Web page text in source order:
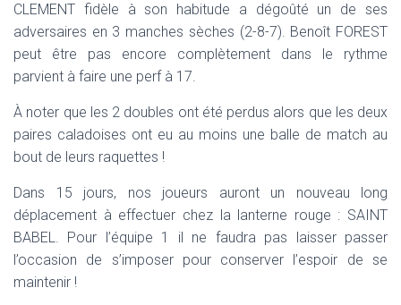
CLEMENT fidèle à son habitude a dégoûté un de ses
adversaires en 3 manches sèches (2-8-7). Benoît FOREST
peut être pas encore complètement dans le rythme
parvient à faire une perf à 17.
À noter que les 2 doubles ont été perdus alors que les deux
paires caladoises ont eu au moins une balle de match au
bout de leurs raquettes !
Dans 15 jours, nos joueurs auront un nouveau long
déplacement à effectuer chez la lanterne rouge : SAINT
BABEL. Pour l’équipe 1 il ne faudra pas laisser passer
l’occasion de s’imposer pour conserver l’espoir de se
maintenir !